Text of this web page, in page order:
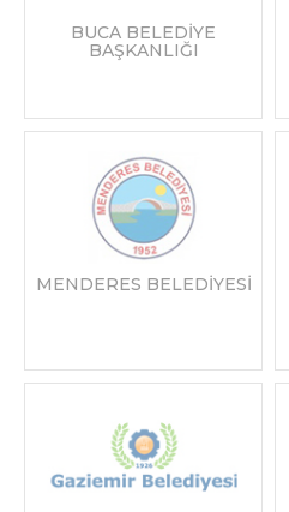
BUCA BELEDİYE
BAŞKANLIĞI
MENDERES BELEDİYESİ